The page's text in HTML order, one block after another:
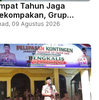
Tahun Jaga
Grup
Prolanis
HUT RI
09 Agustus 2026